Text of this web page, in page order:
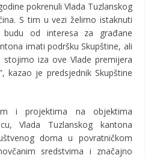
pokrenuli Vlada Tuzlanskog
S tim u vezi želimo istaknuti
od interesa za građane
imati podršku Skupštine, ali
iza ove Vlade premijera
kazao je predsjednik Skupštine
i projektima na objektima
Vlada Tuzlanskog kantona
doma u povratničkom
sredstvima i značajno